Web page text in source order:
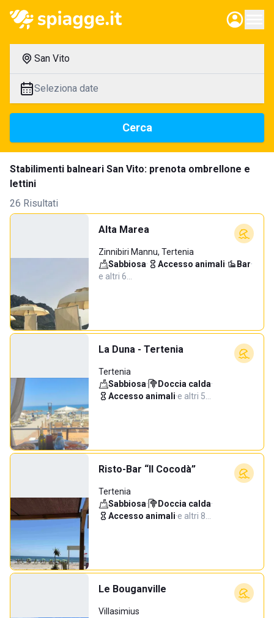
San Vito
Seleziona date
Cerca
Stabilimenti balneari San Vito: prenota ombrellone e
lettini
26 Risultati
Alta Marea
Zinnibiri Mannu, Tertenia
Sabbiosa· Accesso animali· Bar·
e altri 6…
La Duna - Tertenia
Tertenia
Sabbiosa· Doccia calda·
Accesso animali·e altri 5…
Risto-Bar “Il Cocodà”
Tertenia
Sabbiosa· Doccia calda·
Accesso animali·e altri 8…
Le Bouganville
Villasimius